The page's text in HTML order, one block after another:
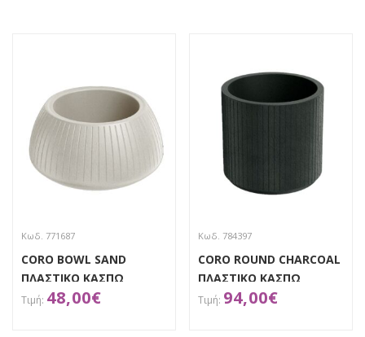
Κωδ. 771687
CORO BOWL SAND
ΠΛΑΣΤΙΚΟ ΚΑΣΠΩ
Φ38Χ20ΕΚ
48,00€
Κωδ. 784397
CORO ROUND CHARCOAL
ΠΛΑΣΤΙΚΟ ΚΑΣΠΩ
40X40X36EK
94,00€